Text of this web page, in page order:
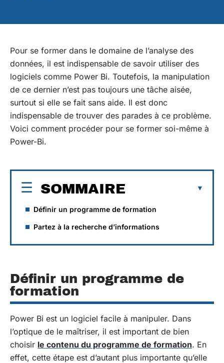
Pour se former dans le domaine de l’analyse des
données, il est indispensable de savoir utiliser des
logiciels comme Power Bi. Toutefois, la manipulation
de ce dernier n’est pas toujours une tâche aisée,
surtout si elle se fait sans aide. Il est donc
indispensable de trouver des parades à ce problème.
Voici comment procéder pour se former soi-même à
Power-Bi.
SOMMAIRE
Définir un programme de formation
Partez à la recherche d’informations
Définir un programme de
formation
Power Bi est un logiciel facile à manipuler. Dans
l’optique de le maîtriser, il est important de bien
choisir le contenu du programme de formation. En
effet, cette étape est d’autant plus importante qu’elle